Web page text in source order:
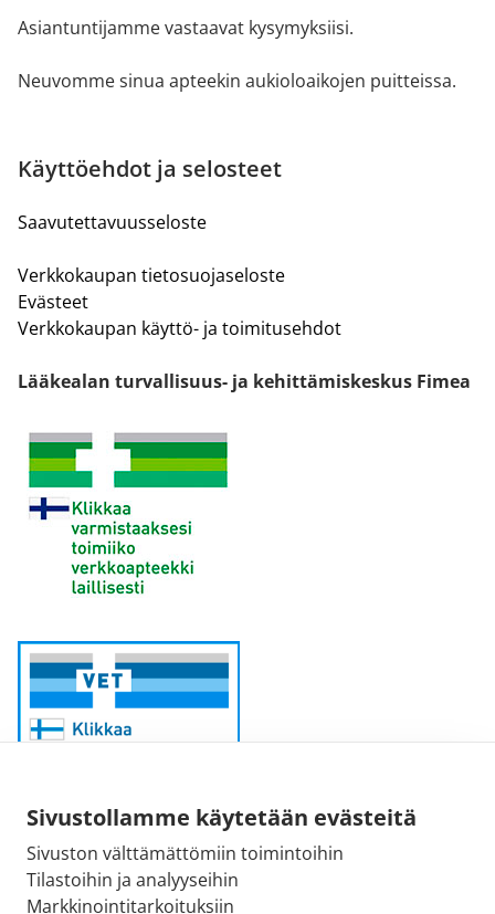
Sivustollamme käytetään evästeitä
Sivuston välttämättömiin toimintoihin
Tilastoihin ja analyyseihin
Markkinointitarkoituksiin
Asiantuntijamme vastaavat kysymyksiisi.
Neuvomme sinua apteekin aukioloaikojen puitteissa.
Käyttöehdot ja selosteet
Saavutettavuusseloste
Verkkokaupan tietosuojaseloste
Evästeet
Verkkokaupan käyttö- ja toimitusehdot
Lääkealan turvallisuus- ja kehittämiskeskus Fimea
Sähköpostiosoite:
kirjaamo@fimea.fi